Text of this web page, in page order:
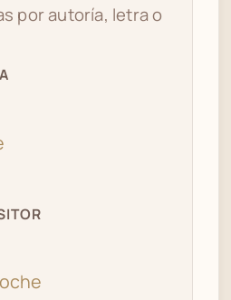
por autoría, letra o